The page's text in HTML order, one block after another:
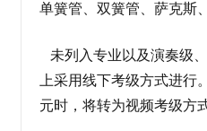
单簧管、双簧管、萨克斯
未列入专业以及演奏级
上采用线下考级方式进
元时，将转为视频考级方